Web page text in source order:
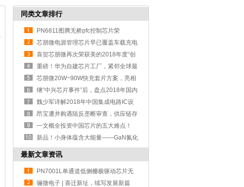
同类文章排行
PN6811图腾无桥pfc控制芯片荣
获“2022全球
芯朋微电源管理芯片早已覆盖车载充电
领域！
喜贺芯朋微再次荣获美的2018年度“创
新供应
重磅！华为自建芯片工厂，紧邻全球最
大芯片
芯朋微20W~90W快充套片方案，亮相
2022亚洲
继“中兴芯片事件”后，盘点2018年国内
十大
魏少军详解2018年中国集成电路IC设
计业发展
昂宝遭并购遇陆反垄断审查，供应链存
在安全
一文概全投资中国芯片的五大难点！
新品！小身体蕴含大能量——GaN氮化
镓USB-P
最新文章资讯
PN7001L单通道低侧栅极驱动芯片无
缝代换 UC
骊微电子 | 喜迁新址，续写发展新篇